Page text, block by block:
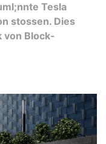
Tesla
stossen. Dies
von Block-